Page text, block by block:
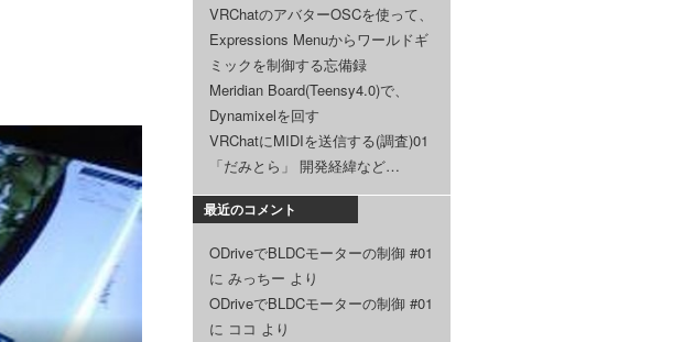
VRChatのアバターOSCを使って、
Expressions Menuからワールドギ
ミックを制御する忘備録
Meridian Board(Teensy4.0)で、
Dynamixelを回す
VRChatにMIDIを送信する(調査)01
「だみとら」 開発経緯など…
最近のコメント
ODriveでBLDCモーターの制御 #01
に みっちー より
ODriveでBLDCモーターの制御 #01
に ココ より